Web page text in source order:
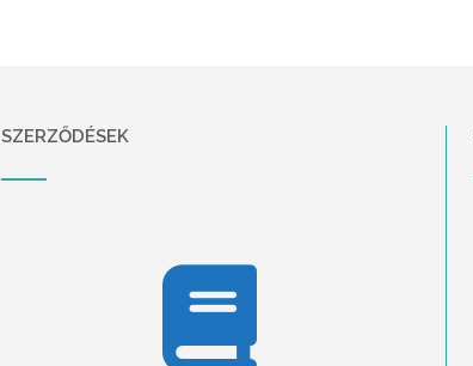
SZERZŐDÉSEK